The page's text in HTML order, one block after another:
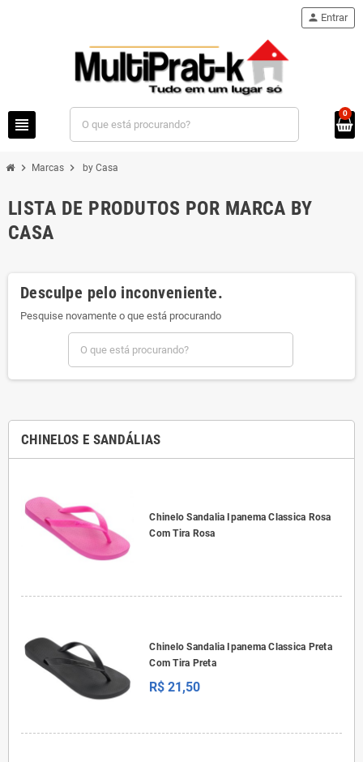
view_headline
person Entrar
0
chevron_right Marcas chevron_right by Casa
CHINELOS E SANDÁLIAS
Chinelo Sandalia Ipanema Classica Rosa
Com Tira Rosa
Chinelo Sandalia Ipanema Classica Preta
Com Tira Preta
R$ 21,50
LISTA DE PRODUTOS POR MARCA BY
CASA
Desculpe pelo inconveniente.
Pesquise novamente o que está procurando